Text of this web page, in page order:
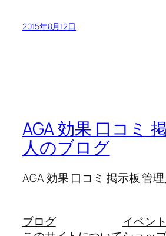
2015年8月12日
AGA 効果 口コミ
人のブログ
AGA 効果 口コミ 掲示板 管
ブログ
イベント